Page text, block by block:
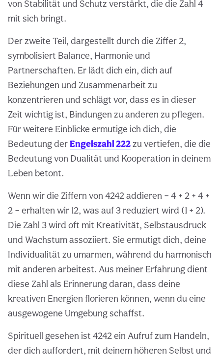
von Stabilität und Schutz verstärkt, die die Zahl 4
mit sich bringt.
Der zweite Teil, dargestellt durch die Ziffer 2,
symbolisiert Balance, Harmonie und
Partnerschaften. Er lädt dich ein, dich auf
Beziehungen und Zusammenarbeit zu
konzentrieren und schlägt vor, dass es in dieser
Zeit wichtig ist, Bindungen zu anderen zu pflegen.
Für weitere Einblicke ermutige ich dich, die
Bedeutung der Engelszahl 222zu vertiefen, die die
Bedeutung von Dualität und Kooperation in deinem
Leben betont.
Wenn wir die Ziffern von 4242 addieren – 4 + 2 + 4 +
2 – erhalten wir 12, was auf 3 reduziert wird (1 + 2).
Die Zahl 3 wird oft mit Kreativität, Selbstausdruck
und Wachstum assoziiert. Sie ermutigt dich, deine
Individualität zu umarmen, während du harmonisch
mit anderen arbeitest. Aus meiner Erfahrung dient
diese Zahl als Erinnerung daran, dass deine
kreativen Energien florieren können, wenn du eine
ausgewogene Umgebung schaffst.
Spirituell gesehen ist 4242 ein Aufruf zum Handeln,
der dich auffordert, mit deinem höheren Selbst und